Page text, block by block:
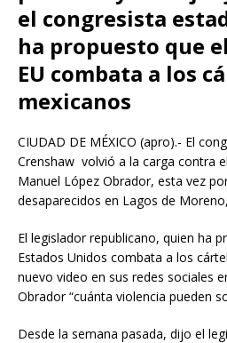
el congresista
ha propuesto que
EU combata a los
mexicanos
CIUDAD DE MÉXICO (apro).- El
Crenshaw volvió a la carga contra
Manuel López Obrador, esta vez
desaparecidos en Lagos de
El legislador republicano, quien ha
Estados Unidos combata a los
nuevo video en sus redes sociales
Obrador “cuánta violencia pueden
Desde la semana pasada, dijo el